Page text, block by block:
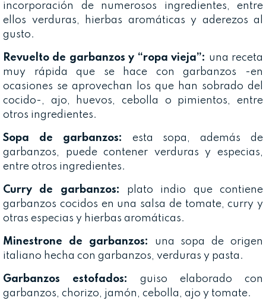
incorporación de numerosos ingredientes, entre
ellos verduras, hierbas aromáticas y aderezos al
gusto.
Revuelto de garbanzos y “ropa vieja”: una receta
muy rápida que se hace con garbanzos -en
ocasiones se aprovechan los que han sobrado del
cocido-, ajo, huevos, cebolla o pimientos, entre
otros ingredientes.
Sopa de garbanzos: esta sopa, además de
garbanzos, puede contener verduras y especias,
entre otros ingredientes.
Curry de garbanzos: plato indio que contiene
garbanzos cocidos en una salsa de tomate, curry y
otras especias y hierbas aromáticas.
Minestrone de garbanzos: una sopa de origen
italiano hecha con garbanzos, verduras y pasta.
Garbanzos estofados:
guiso elaborado con
garbanzos, chorizo, jamón, cebolla, ajo y tomate.